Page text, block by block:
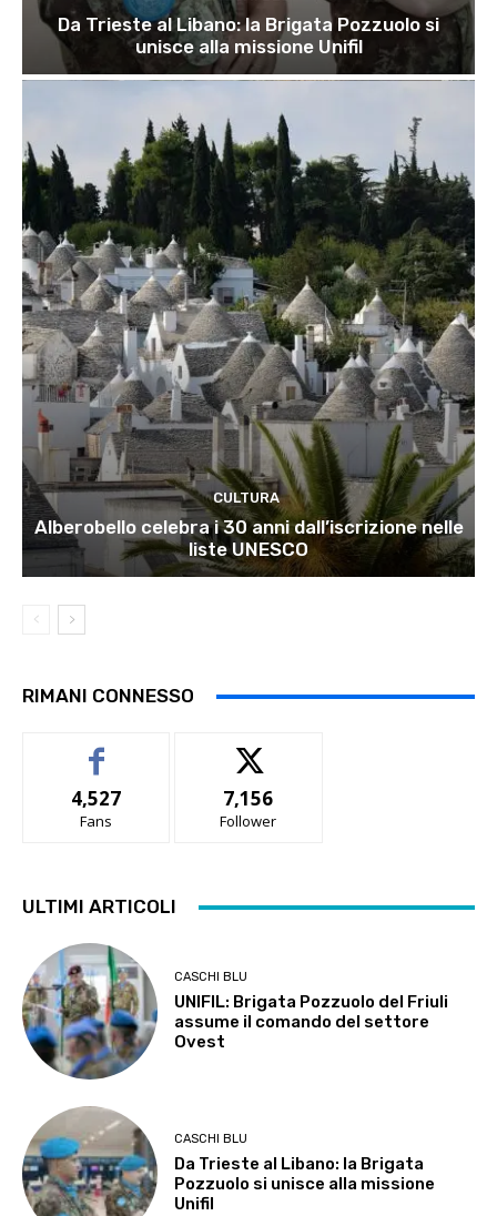
Da Trieste al Libano: la Brigata Pozzuolo si
unisce alla missione Unifil
CULTURA
Alberobello celebra i 30 anni dall’iscrizione nelle
liste UNESCO
RIMANI CONNESSO
4,527
Fans
7,156
Follower
ULTIMI ARTICOLI
CASCHI BLU
UNIFIL: Brigata Pozzuolo del Friuli
assume il comando del settore
Ovest
CASCHI BLU
Da Trieste al Libano: la Brigata
Pozzuolo si unisce alla missione
Unifil